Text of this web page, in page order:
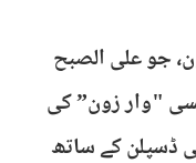
جو علی الصبح
"وار زون” کی
ڈسپلن کے ساتھ